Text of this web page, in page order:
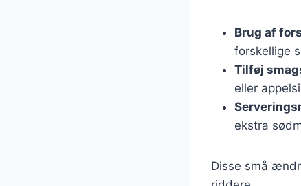
Brug af
forskellige
Tilføj
eller
ekstra
Disse små